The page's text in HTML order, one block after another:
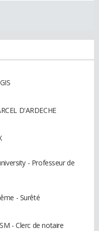
D'ARDECHE
- Professeur de
- Surêté
- Clerc de notaire